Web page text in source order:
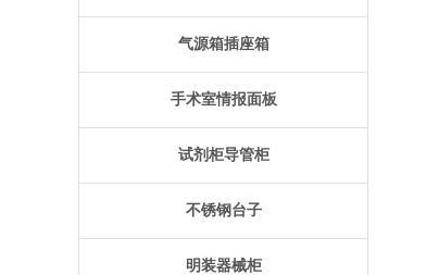
气源箱插座箱
手术室情报面板
试剂柜导管柜
不锈钢台子
明装器械柜